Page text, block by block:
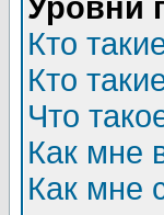
Уровни
Кто
Кто
Что
Как мне
Как мне